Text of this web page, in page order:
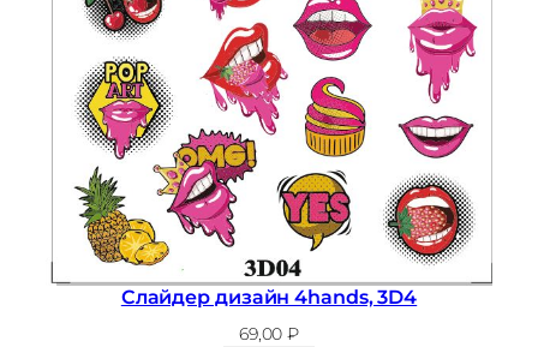
Слайдер дизайн 4hands, 3D4
69,00₽